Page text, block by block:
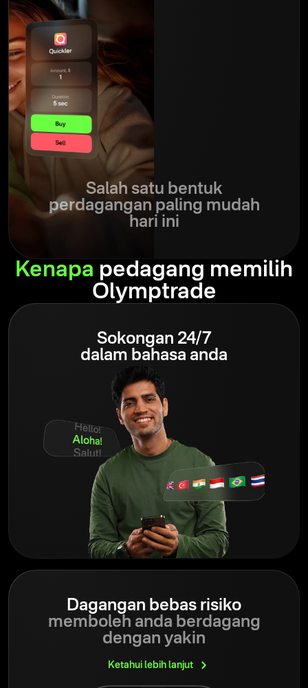
Salah satu bentuk
perdagangan paling mudah
hari ini
Kenapa pedagang memilih
Olymptrade
Sokongan 24/7
dalam bahasa anda
Dagangan bebas risiko
memboleh anda berdagang
dengan yakin
Ketahui lebih lanjut